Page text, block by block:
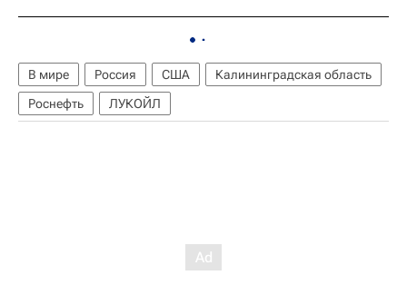
В мире Россия США
Калининградская область
Роснефть
ЛУКОЙЛ